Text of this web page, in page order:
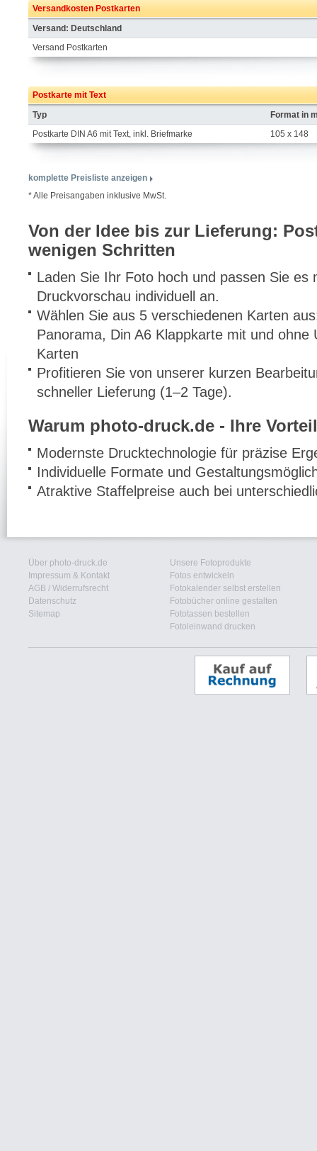
Versandkosten Postkarten
Versand: Deutschland
Versand Postkarten
Postkarte mit Text
Typ
Format in
Postkarte DIN A6 mit Text, inkl. Briefmarke
105 x 148
komplette Preisliste anzeigen
* Alle Preisangaben inklusive MwSt.
Von der Idee bis zur Lieferung:
wenigen Schritten
Laden Sie Ihr Foto hoch und passen Sie es
Druckvorschau individuell an.
Wählen Sie aus 5 verschiedenen Karten
Panorama, Din A6 Klappkarte mit und ohne
Karten
Profitieren Sie von unserer kurzen
schneller Lieferung (1–2 Tage).
Warum photo-druck.de - Ihre
Modernste Drucktechnologie für präzise
Individuelle Formate und
Atraktive Staffelpreise auch bei
Über photo-druck.de
Impressum & Kontakt
AGB / Widerrufsrecht
Datenschutz
Sitemap
Unsere Fotoprodukte
Fotos entwickeln
Fotokalender selbst erstellen
Fotobücher online gestalten
Fototassen bestellen
Fotoleinwand drucken